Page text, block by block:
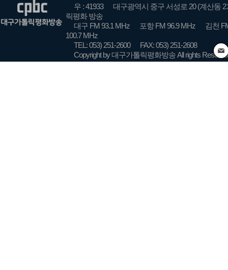
우 : 41933
대구광역시 중구 서성로 20 (계산동 2
릭평화 방송
대구 FM 93.1 MHz
포항 FM 96.9 MHz
김천
100.7 MHz
TEL: 053) 251-2600
FAX: 053) 251-2608
Copyright by 대구가톨릭평화방송 All rights